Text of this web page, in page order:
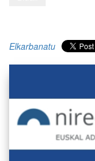
Elkarbanatu